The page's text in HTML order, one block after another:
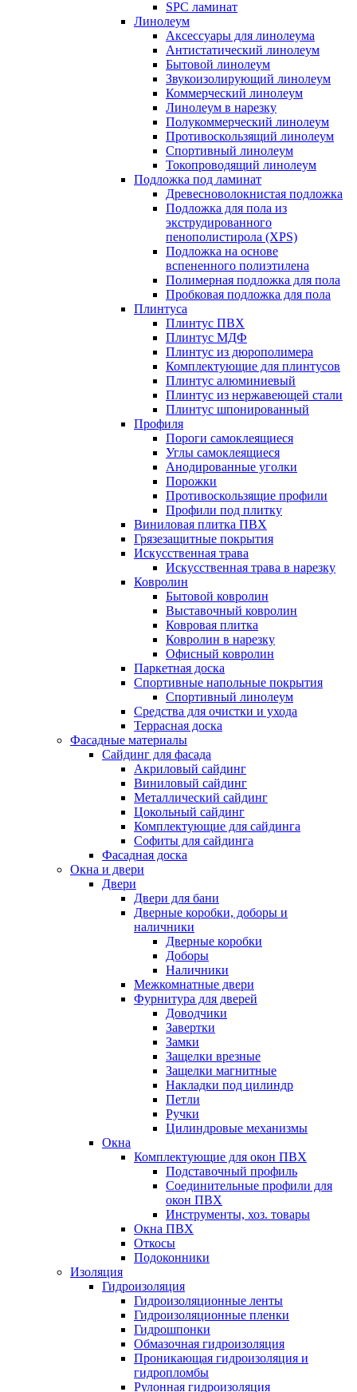
SPC ламинат
Линолеум
Аксессуары для линолеума
Антистатический линолеум
Бытовой линолеум
Звукоизолирующий линолеум
Коммерческий линолеум
Линолеум в нарезку
Полукоммерческий линолеум
Противоскользящий линолеум
Спортивный линолеум
Токопроводящий линолеум
Подложка под ламинат
Древесноволокнистая подложка
Подложка для пола из
экструдированного
пенополистирола (XPS)
Подложка на основе
вспененного полиэтилена
Полимерная подложка для пола
Пробковая подложка для пола
Плинтуса
Плинтус ПВХ
Плинтус МДФ
Плинтус из дюрополимера
Комплектующие для плинтусов
Плинтус алюминиевый
Плинтус из нержавеющей стали
Плинтус шпонированный
Профиля
Пороги самоклеящиеся
Углы самоклеящиеся
Анодированные уголки
Порожки
Противоскользящие профили
Профили под плитку
Виниловая плитка ПВХ
Грязезащитные покрытия
Искусственная трава
Искусственная трава в нарезку
Ковролин
Бытовой ковролин
Выставочный ковролин
Ковровая плитка
Ковролин в нарезку
Офисный ковролин
Паркетная доска
Спортивные напольные покрытия
Спортивный линолеум
Средства для очистки и ухода
Террасная доска
Фасадные материалы
Сайдинг для фасада
Акриловый сайдинг
Виниловый сайдинг
Металлический сайдинг
Цокольный сайдинг
Комплектующие для сайдинга
Софиты для сайдинга
Фасадная доска
Окна и двери
Двери
Двери для бани
Дверные коробки, доборы и
наличники
Дверные коробки
Доборы
Наличники
Межкомнатные двери
Фурнитура для дверей
Доводчики
Завертки
Замки
Защелки врезные
Защелки магнитные
Накладки под цилиндр
Петли
Ручки
Цилиндровые механизмы
Окна
Комплектующие для окон ПВХ
Подставочный профиль
Соединительные профили для
окон ПВХ
Инструменты, хоз. товары
Окна ПВХ
Откосы
Подоконники
Изоляция
Гидроизоляция
Гидроизоляционные ленты
Гидроизоляционные пленки
Гидрошпонки
Обмазочная гидроизоляция
Проникающая гидроизоляция и
гидропломбы
Рулонная гидроизоляция